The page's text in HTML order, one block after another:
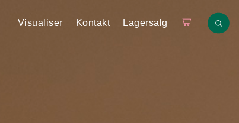
Visualiser Kontakt Lagersalg